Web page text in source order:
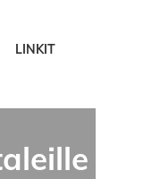
LINKIT